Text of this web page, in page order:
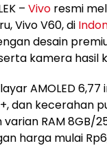
– Vivo resmi
Vivo V60, di
desain
kamera hasil
AMOLED
dan kecerahan
RAM 8GB/
harga mulai